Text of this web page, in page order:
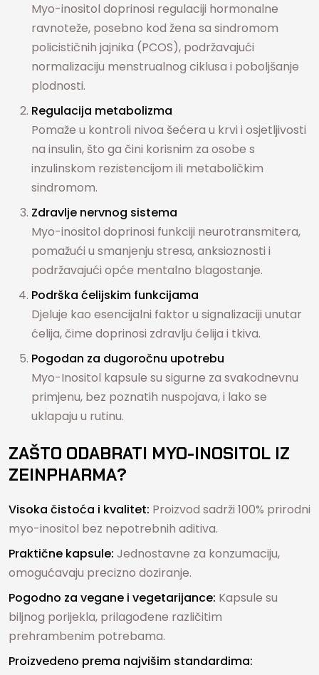
Myo-inositol doprinosi regulaciji hormonalne
ravnoteže, posebno kod žena sa sindromom
policističnih jajnika (PCOS), podržavajući
normalizaciju menstrualnog ciklusa i poboljšanje
plodnosti.
Regulacija metabolizma
Pomaže u kontroli nivoa šećera u krvi i osjetljivosti
na insulin, što ga čini korisnim za osobe s
inzulinskom rezistencijom ili metaboličkim
sindromom.
Zdravlje nervnog sistema
Myo-inositol doprinosi funkciji neurotransmitera,
pomažući u smanjenju stresa, anksioznosti i
podržavajući opće mentalno blagostanje.
Podrška ćelijskim funkcijama
Djeluje kao esencijalni faktor u signalizaciji unutar
ćelija, čime doprinosi zdravlju ćelija i tkiva.
Pogodan za dugoročnu upotrebu
Myo-Inositol kapsule su sigurne za svakodnevnu
primjenu, bez poznatih nuspojava, i lako se
uklapaju u rutinu.
ZAŠTO ODABRATI MYO-INOSITOL IZ
ZEINPHARMA?
Visoka čistoća i kvalitet: Proizvod sadrži 100% prirodni
myo-inositol bez nepotrebnih aditiva.
Praktične kapsule: Jednostavne za konzumaciju,
omogućavaju precizno doziranje.
Pogodno za vegane i vegetarijance: Kapsule su
biljnog porijekla, prilagođene različitim
prehrambenim potrebama.
Proizvedeno prema najvišim standardima: